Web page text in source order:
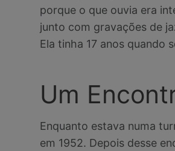
porque o que ouvia era
junto com gravações de
Ela tinha 17 anos quando
Um
Enquanto estava numa
em 1952. Depois desse